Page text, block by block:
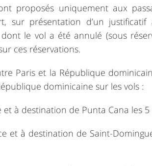
proposés uniquement aux
sur présentation d’un justificatif
dont le vol a été annulé (sous
ces réservations.
Paris et la République
dominicaine sur les vols :
destination de Punta Cana les 5
destination de Saint-Domingue